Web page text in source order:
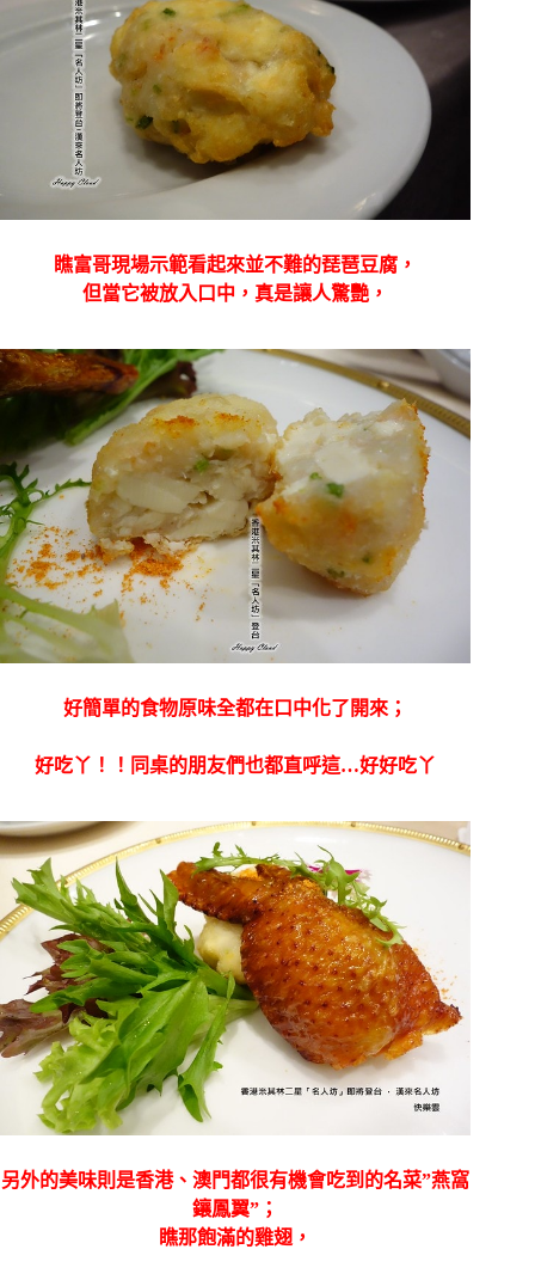
瞧富哥現場示範看起來並不難的琵琶豆腐，
但當它被放入口中，真是讓人驚艷，
好簡單的食物原味全都在口中化了開來；
好吃丫！！同桌的朋友們也都直呼這…好好吃丫
另外的美味則是香港、澳門都很有機會吃到的名菜”燕窩
鑲鳳翼”；
瞧那飽滿的雞翅，